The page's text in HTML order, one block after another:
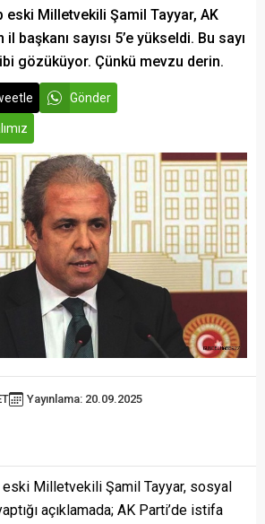
eski Milletvekili Şamil Tayyar, AK
başkanı sayısı 5’e yükseldi. Bu sayı
gözüküyor. Çünkü mevzu derin.
Gönder
Yayınlama: 20.09.2025
Milletvekili Şamil Tayyar, sosyal
açıklamada; AK Parti’de istifa